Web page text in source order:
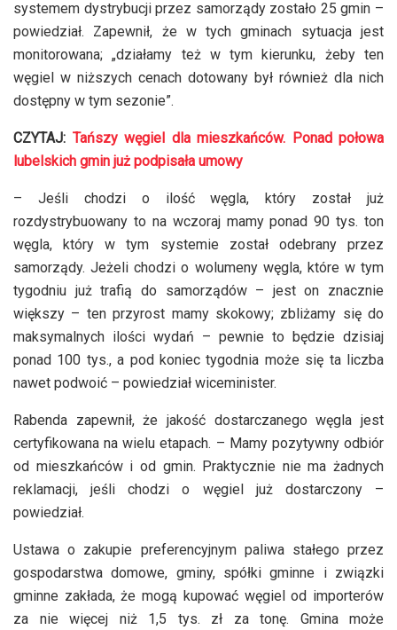
systemem dystrybucji przez samorządy zostało 25 gmin –
powiedział. Zapewnił, że w tych gminach sytuacja jest
monitorowana; „działamy też w tym kierunku, żeby ten
węgiel w niższych cenach dotowany był również dla nich
dostępny w tym sezonie”.
CZYTAJ: Tańszy węgiel dla mieszkańców. Ponad połowa
lubelskich gmin już podpisała umowy
– Jeśli chodzi o ilość węgla, który został już
rozdystrybuowany to na wczoraj mamy ponad 90 tys. ton
węgla, który w tym systemie został odebrany przez
samorządy. Jeżeli chodzi o wolumeny węgla, które w tym
tygodniu już trafią do samorządów – jest on znacznie
większy – ten przyrost mamy skokowy; zbliżamy się do
maksymalnych ilości wydań – pewnie to będzie dzisiaj
ponad 100 tys., a pod koniec tygodnia może się ta liczba
nawet podwoić – powiedział wiceminister.
Rabenda zapewnił, że jakość dostarczanego węgla jest
certyfikowana na wielu etapach. – Mamy pozytywny odbiór
od mieszkańców i od gmin. Praktycznie nie ma żadnych
reklamacji, jeśli chodzi o węgiel już dostarczony –
powiedział.
Ustawa o zakupie preferencyjnym paliwa stałego przez
gospodarstwa domowe, gminy, spółki gminne i związki
gminne zakłada, że mogą kupować węgiel od importerów
za nie więcej niż 1,5 tys. zł za tonę. Gmina może